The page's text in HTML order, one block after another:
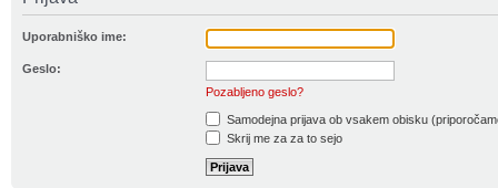
Uporabniško ime:
Geslo:
Pozabljeno geslo?
Samodejna prijava ob vsakem obisku
Skrij me za za to sejo